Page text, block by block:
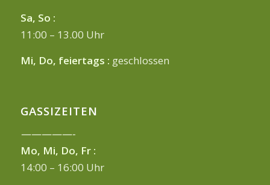
Sa, So :
11:00 – 13.00 Uhr
Mi, Do, feiertags : geschlossen
GASSIZEITEN
—————-
Mo, Mi, Do, Fr :
14:00 – 16:00 Uhr